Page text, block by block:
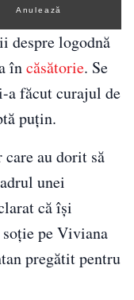
Anulează
despre logodnă
încăsătorie. Se
a făcut curajul de
puțin.
au dorit să
unei
că își
soție pe Viviana
pregătit pentru